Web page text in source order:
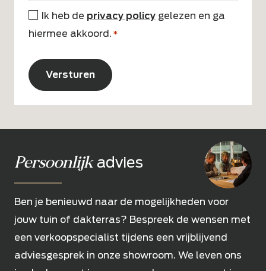
* Ik heb de privacy policy gelezen en ga
hiermee akkoord. *
Persoonlijkadvies
Ben je benieuwd naar de mogelijkheden voor
jouw tuin of dakterras? Bespreek de wensen met
een verkoopspecialist tijdens een vrijblijvend
adviesgesprek in onze showroom. We leven ons